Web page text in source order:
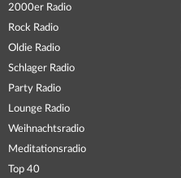
2000er Radio
Rock Radio
Oldie Radio
Schlager Radio
Party Radio
Lounge Radio
Weihnachtsradio
Meditationsradio
Top 40